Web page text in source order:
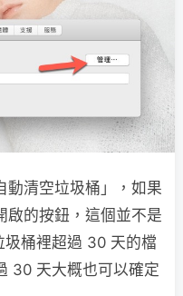
動清空垃圾桶」，如果
啟的按鈕，這個並不是
桶裡超過 30 天的檔
30 天大概也可以確定